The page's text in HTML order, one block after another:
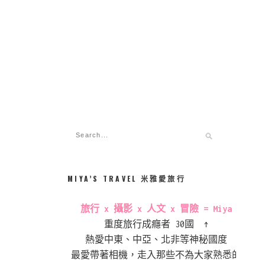
MIYA’S TRAVEL 米雅愛旅行
旅行 x 攝影 x 人文 x 冒險 = Miya
重度旅行成癮者 30國 ↑
熱愛中東、中亞、北非等神秘國度
最愛帶著相機，走入那些不為大家熟悉的